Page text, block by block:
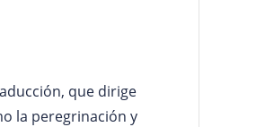
que dirige
la peregrinación y